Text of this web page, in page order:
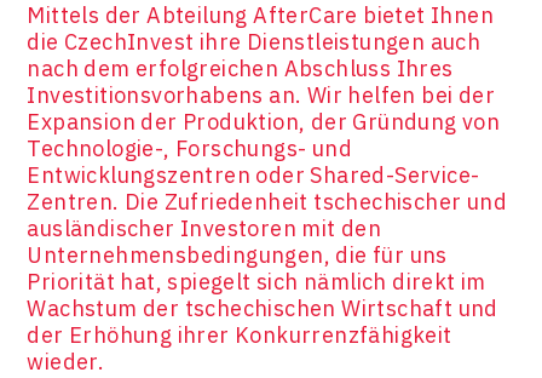
Mittels der Abteilung AfterCare bietet Ihnen
die CzechInvest ihre Dienstleistungen auch
nach dem erfolgreichen Abschluss Ihres
Investitionsvorhabens an. Wir helfen bei der
Expansion der Produktion, der Gründung von
Technologie-, Forschungs- und
Entwicklungszentren oder Shared-Service-
Zentren. Die Zufriedenheit tschechischer und
ausländischer Investoren mit den
Unternehmensbedingungen, die für uns
Priorität hat, spiegelt sich nämlich direkt im
Wachstum der tschechischen Wirtschaft und
der Erhöhung ihrer Konkurrenzfähigkeit
wieder.